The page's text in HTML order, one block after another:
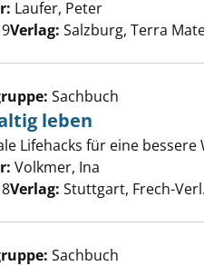
Laufer, Peter
Verlag: Salzburg, Terra
von Nachhaltig leben
Sachbuch
leben
Lifehacks für eine bessere
Volkmer, Ina
Verlag: Stuttgart, Frech-Verl.
Sachbuch